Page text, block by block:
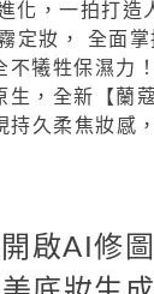
化，一拍打造
定妝， 全面
犧牲保濕力
，全新【蘭
久柔焦妝感
啟AI修圖